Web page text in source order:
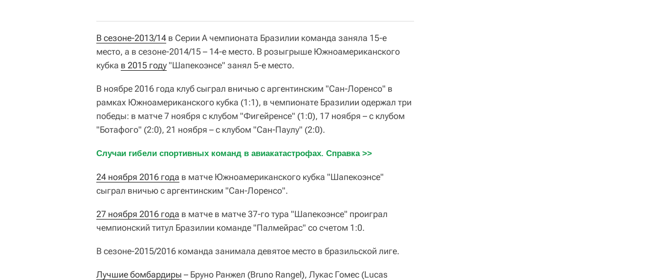
В сезоне-2013/14 в Серии А чемпионата Бразилии команда заняла 15-е
место, а в сезоне-2014/15 – 14-е место. В розыгрыше Южноамериканского
кубка в 2015 году "Шапекоэнсе" занял 5-е место.
В ноябре 2016 года клуб сыграл вничью с аргентинским "Сан-Лоренсо" в
рамках Южноамериканского кубка (1:1), в чемпионате Бразилии одержал три
победы: в матче 7 ноября с клубом "Фигейренсе" (1:0), 17 ноября – с клубом
"Ботафого" (2:0), 21 ноября – с клубом "Сан-Паулу" (2:0).
Случаи гибели спортивных команд в авиакатастрофах. Справка >>
24 ноября 2016 года в матче Южноамериканского кубка "Шапекоэнсе"
сыграл вничью с аргентинским "Сан-Лоренсо".
27 ноября 2016 года в матче в матче 37-го тура "Шапекоэнсе" проиграл
чемпионский титул Бразилии команде "Палмейрас" со счетом 1:0.
В сезоне-2015/2016 команда занимала девятое место в бразильской лиге.
Лучшие бомбардиры – Бруно Ранжел (Bruno Rangel), Лукас Гомес (Lucas